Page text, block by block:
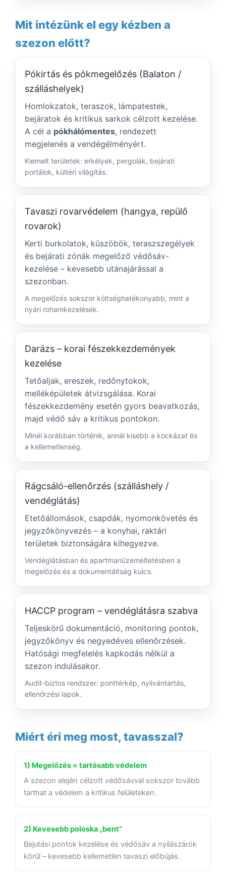
Mit intézünk el egy kézben a
szezon előtt?
Pókirtás és pókmegelőzés (Balaton /
szálláshelyek)
Homlokzatok, teraszok, lámpatestek,
bejáratok és kritikus sarkok célzott kezelése.
A cél a pókhálómentes, rendezett
megjelenés a vendégélményért.
Kiemelt területek: erkélyek, pergolák, bejárati
portálok, kültéri világítás.
Tavaszi rovarvédelem (hangya, repülő
rovarok)
Kerti burkolatok, küszöbök, teraszszegélyek
és bejárati zónák megelőző védősáv-
kezelése – kevesebb utánajárással a
szezonban.
A megelőzés sokszor költséghatékonyabb, mint a
nyári rohamkezelések.
Darázs – korai fészekkezdemények
kezelése
Tetőaljak, ereszek, redőnytokok,
melléképületek átvizsgálása. Korai
fészekkezdemény esetén gyors beavatkozás,
majd védő sáv a kritikus pontokon.
Minél korábban történik, annál kisebb a kockázat és
a kellemetlenség.
Rágcsáló-ellenőrzés (szálláshely /
vendéglátás)
Etetőállomások, csapdák, nyomonkövetés és
jegyzőkönyvezés – a konyhai, raktári
területek biztonságára kihegyezve.
Vendéglátásban és apartmanüzemeltetésben a
megelőzés és a dokumentáltság kulcs.
HACCP program – vendéglátásra szabva
Teljeskörű dokumentáció, monitoring pontok,
jegyzőkönyv és negyedéves ellenőrzések.
Hatósági megfelelés kapkodás nélkül a
szezon indulásakor.
Audit-biztos rendszer: ponttérkép, nyilvántartás,
ellenőrzési lapok.
Miért éri meg most, tavasszal?
1) Megelőzés = tartósabb védelem
A szezon elején célzott védősávval sokszor tovább
tarthat a védelem a kritikus felületeken.
2) Kevesebb poloska „bent”
Bejutási pontok kezelése és védősáv a nyílászárók
körül – kevesebb kellemetlen tavaszi előbújás.